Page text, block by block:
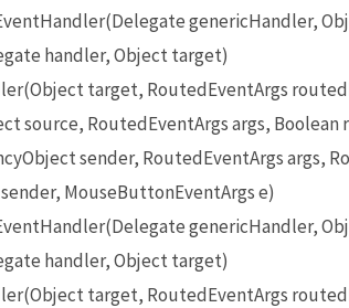
genericHandler,
handler, Object target)
target, RoutedEventArgs
source, RoutedEventArgs args, Boolean
sender, RoutedEventArgs args,
MouseButtonEventArgs e)
genericHandler,
handler, Object target)
target, RoutedEventArgs